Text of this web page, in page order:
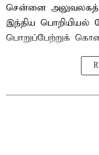
சென்னை
இந்திய பொறியியல்
பொறுப்பேற்றுக்